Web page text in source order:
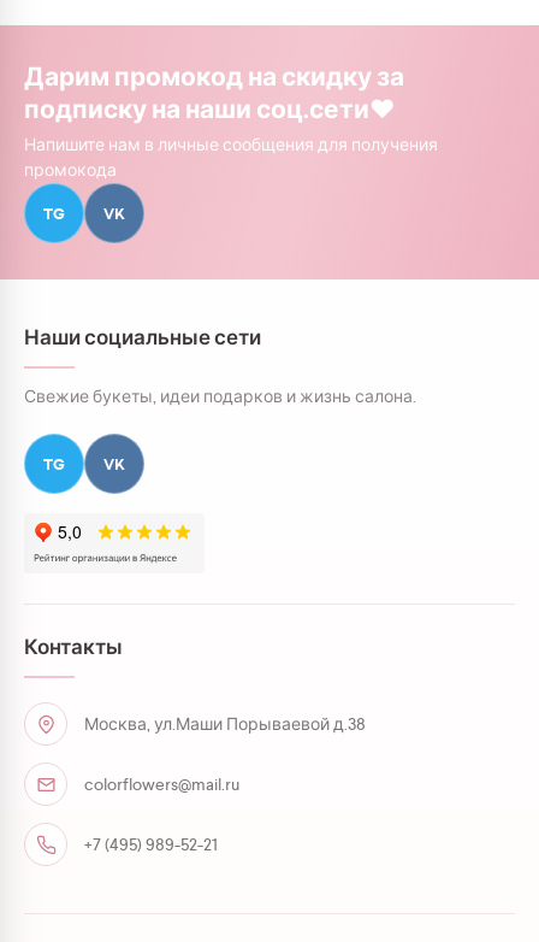
Дарим промокод на скидку за
подписку на наши соц.сети❤️
Напишите нам в личные сообщения для получения
промокода
TG VK
Наши социальные сети
Свежие букеты, идеи подарков и жизнь салона.
TG VK
Контакты
Москва, ул.Маши Порываевой д.38
colorflowers@mail.ru
+7 (495) 989-52-21